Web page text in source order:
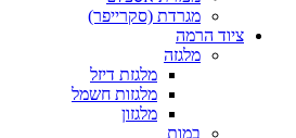
מגרדת (סקרייפר)
ציוד הרמה
מלגזה
מלגזת דיזל
מלגזות חשמל
מלגזון
במות